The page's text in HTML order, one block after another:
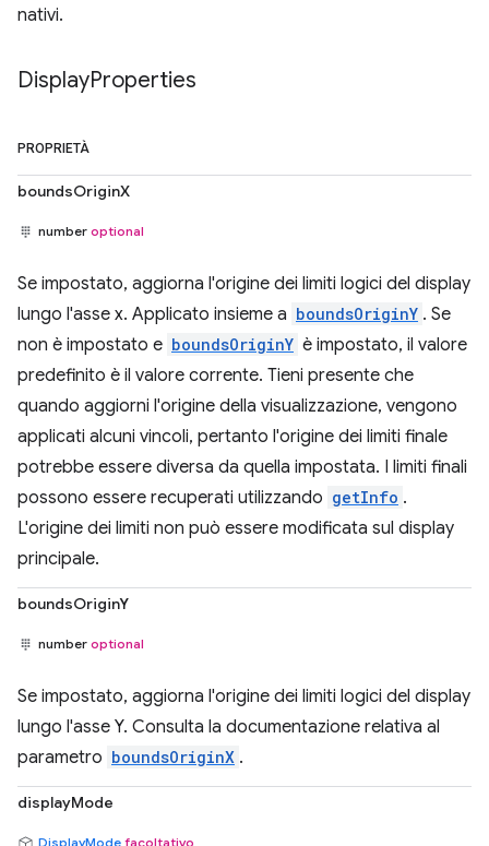
nativi.
DisplayProperties
PROPRIETÀ
boundsOriginX
number optional
Se impostato, aggiorna l'origine dei limiti logici del display
lungo l'asse x. Applicato insieme a boundsOriginY . Se
non è impostato e boundsOriginY è impostato, il valore
predefinito è il valore corrente. Tieni presente che
quando aggiorni l'origine della visualizzazione, vengono
applicati alcuni vincoli, pertanto l'origine dei limiti finale
potrebbe essere diversa da quella impostata. I limiti finali
possono essere recuperati utilizzando getInfo .
L'origine dei limiti non può essere modificata sul display
principale.
boundsOriginY
number optional
Se impostato, aggiorna l'origine dei limiti logici del display
lungo l'asse Y. Consulta la documentazione relativa al
parametro boundsOriginX .
displayMode
DisplayMode facoltativo